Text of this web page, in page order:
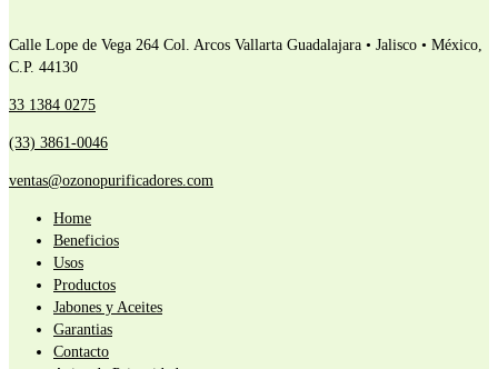
Calle Lope de Vega 264 Col. Arcos Vallarta Guadalajara • Jalisco • México,
C.P. 44130
33 1384 0275
(33) 3861-0046
ventas@ozonopurificadores.com
Home
Beneficios
Usos
Productos
Jabones y Aceites
Garantias
Contacto